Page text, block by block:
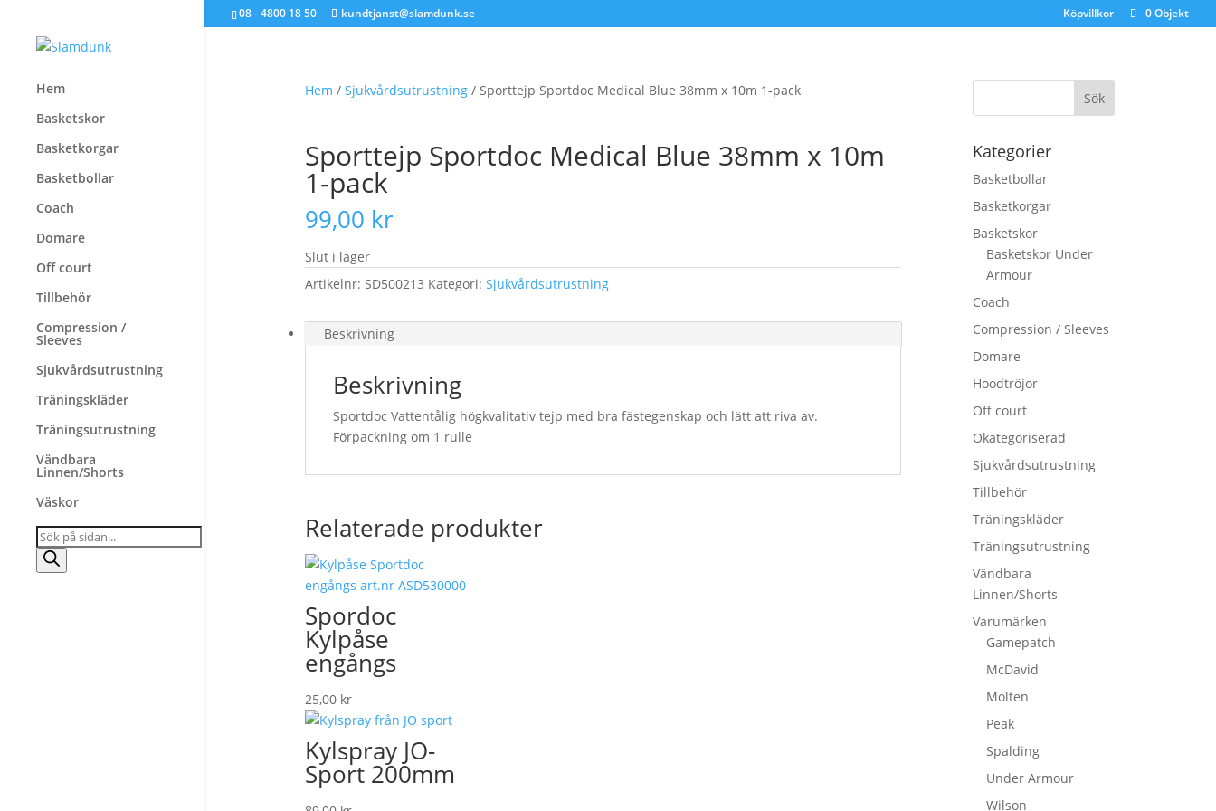
08 - 4800 18 50 kundtjanst@slamdunk.se Köpvillkor 0 Objekt
Hem
Basketskor
Basketkorgar
Basketbollar
Coach
Domare
Off court
Tillbehör
Compression /
Sleeves
Sjukvårdsutrustning
Träningskläder
Träningsutrustning
Vändbara
Linnen/Shorts
Väskor
Products
search
Hem / Sjukvårdsutrustning/ Sporttejp Sportdoc Medical Blue 38mm x 10m 1-pack
Sporttejp Sportdoc Medical Blue 38mm x 10m
1-pack
99,00 kr
Slut i lager
Artikelnr: SD500213 Kategori: Sjukvårdsutrustning
Beskrivning
Beskrivning
Sportdoc Vattentålig högkvalitativ tejp med bra fästegenskap och lätt att riva av.
Förpackning om 1 rulle
Relaterade produkter
Spordoc
Kylpåse
engångs
25,00 kr
Kylspray JO-
Sport 200mm
Kategorier
Basketbollar
Basketkorgar
Basketskor
Basketskor Under
Armour
Coach
Compression / Sleeves
Domare
Hoodtröjor
Off court
Okategoriserad
Sjukvårdsutrustning
Tillbehör
Träningskläder
Träningsutrustning
Vändbara
Linnen/Shorts
Varumärken
Gamepatch
McDavid
Molten
Peak
Spalding
Under Armour
Wilson